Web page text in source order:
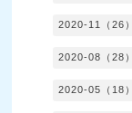
2020-11（26）
2020-08（28）
2020-05（18）